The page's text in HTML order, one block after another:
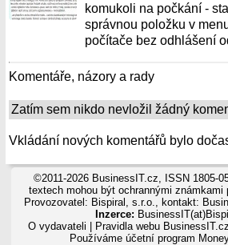
komukoli na počkání -
správnou položku v
počítače bez odhlášení
Komentáře, názory a rady
Zatím sem nikdo nevložil žádný
Vkládání nových komentářů bylo
©2011-2026 BusinessIT.cz, ISSN 1805-
textech mohou být ochrannými
Provozovatel: Bispiral, s.r.o., kontakt:
Inzerce:
O vydavateli
Pravidla webu
Používáme účetní program